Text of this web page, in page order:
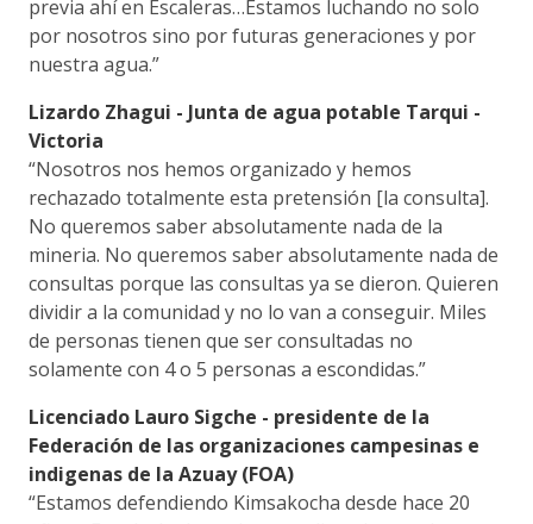
previa ahí en Escaleras…Estamos luchando no solo
por nosotros sino por futuras generaciones y por
nuestra agua.”
Lizardo Zhagui - Junta de agua potable Tarqui -
Victoria
“Nosotros nos hemos organizado y hemos
rechazado totalmente esta pretensión [la consulta].
No queremos saber absolutamente nada de la
mineria. No queremos saber absolutamente nada de
consultas porque las consultas ya se dieron. Quieren
dividir a la comunidad y no lo van a conseguir. Miles
de personas tienen que ser consultadas no
solamente con 4 o 5 personas a escondidas.”
Licenciado Lauro Sigche - presidente de la
Federación de las organizaciones campesinas e
indigenas de la Azuay (FOA)
“Estamos defendiendo Kimsakocha desde hace 20